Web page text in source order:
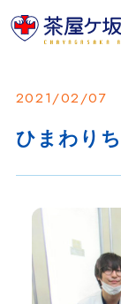
2021/02/07
ひまわり